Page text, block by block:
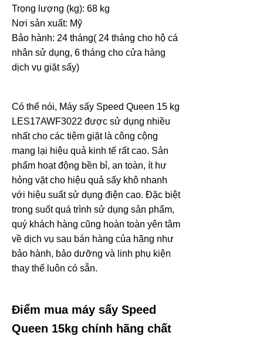
Trọng lượng (kg): 68 kg
Nơi sản xuất: Mỹ
Bảo hành: 24 tháng( 24 tháng cho hộ cá
nhân sử dụng, 6 tháng cho cửa hàng
dịch vụ giặt sấy)
Có thể nói, Máy sấy Speed Queen 15 kg
LES17AWF3022 được sử dụng nhiều
nhất cho các tiệm giặt là công cộng
mang lại hiệu quả kinh tế rất cao. Sản
phẩm hoạt động bền bỉ, an toàn, ít hư
hỏng vặt cho hiệu quả sấy khô nhanh
với hiệu suất sử dụng điện cao. Đặc biệt
trong suốt quá trình sử dụng sản phẩm,
quý khách hàng cũng hoàn toàn yên tâm
về dịch vụ sau bán hàng của hãng như
bảo hành, bảo dưỡng và linh phụ kiện
thay thế luôn có sẵn.
Điểm mua máy sấy Speed
Queen 15kg chính hãng chất